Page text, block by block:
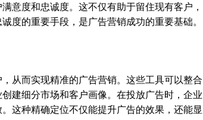
意度和忠诚度。这不仅有助于留住现有客户，
度的重要手段，是广告营销成功的重要基础。
从而实现精准的广告营销。这些工具可以整合
建细分市场和客户画像。在投放广告时，企业
这种精确定位不仅能提升广告的效果，还能显